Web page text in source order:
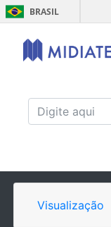
BRASIL
Visualização